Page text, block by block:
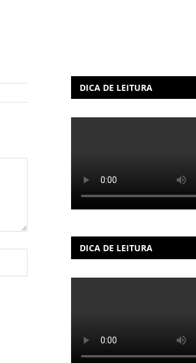
DICA DE LEITURA
DICA DE LEITURA